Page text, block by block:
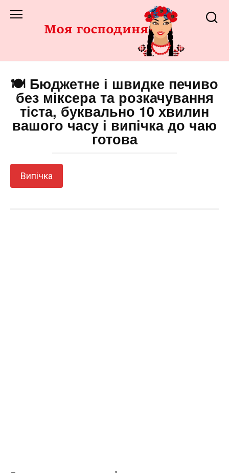
до
🍽️ Бюджетне і швидке печиво
без міксера та розкачування
тіста, буквально 10 хвилин
вашого часу і випічка до чаю
готова
Випічка